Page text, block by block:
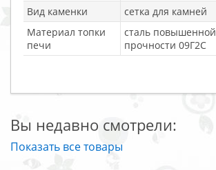
Вид каменки
сетка для камней
Материал топки
печи
сталь повышенной
прочности 09Г2С
Вы недавно смотрели:
Показать все товары